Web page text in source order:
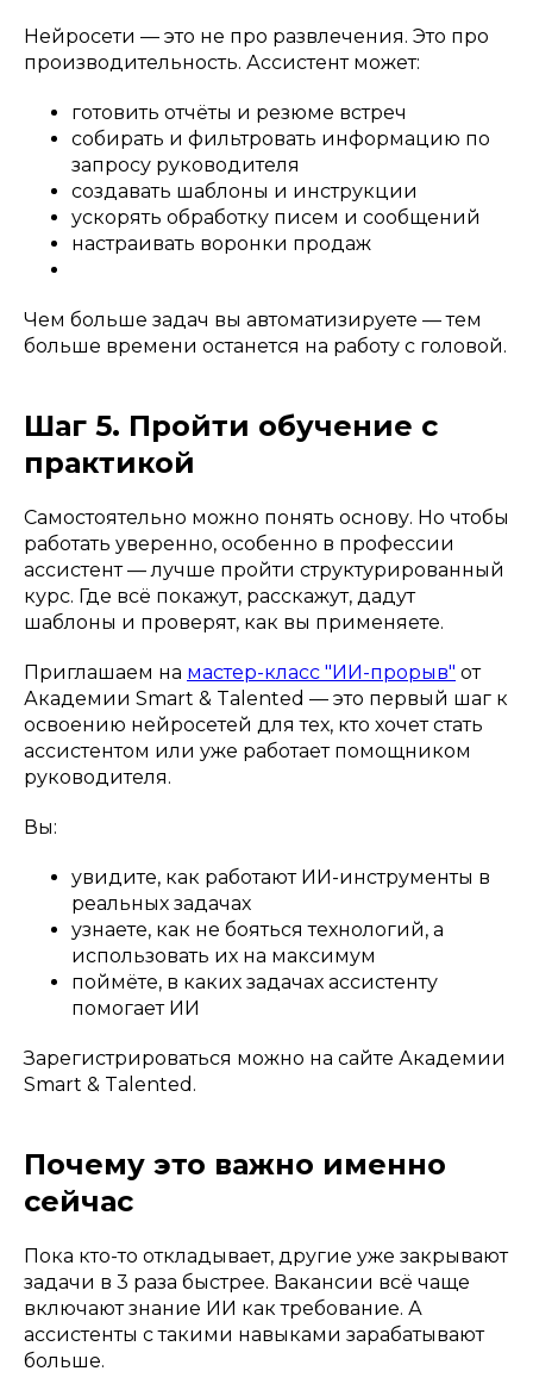
Нейросети — это не про развлечения. Это про
производительность. Ассистент может:
готовить отчёты и резюме встреч
собирать и фильтровать информацию по
запросу руководителя
создавать шаблоны и инструкции
ускорять обработку писем и сообщений
настраивать воронки продаж
Чем больше задач вы автоматизируете — тем
больше времени останется на работу с головой.
Шаг 5. Пройти обучение с
практикой
Самостоятельно можно понять основу. Но чтобы
работать уверенно, особенно в профессии
ассистент — лучше пройти структурированный
курс. Где всё покажут, расскажут, дадут
шаблоны и проверят, как вы применяете.
Приглашаем на мастер-класс "ИИ-прорыв" от
Академии Smart & Talented — это первый шаг к
освоению нейросетей для тех, кто хочет стать
ассистентом или уже работает помощником
руководителя.
Вы:
увидите, как работают ИИ-инструменты в
реальных задачах
узнаете, как не бояться технологий, а
использовать их на максимум
поймёте, в каких задачах ассистенту
помогает ИИ
Зарегистрироваться можно на сайте Академии
Smart & Talented.
Почему это важно именно
сейчас
Пока кто-то откладывает, другие уже закрывают
задачи в 3 раза быстрее. Вакансии всё чаще
включают знание ИИ как требование. А
ассистенты с такими навыками зарабатывают
больше.